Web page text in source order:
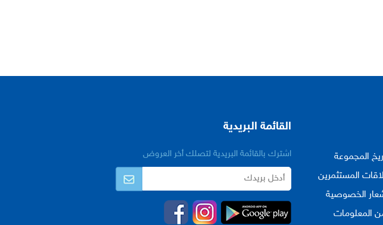
المجموعة
المستثمرين
الخصوصية
المعلومات
القائمة البريدية
اشترك بالقائمة البريدية لتصلك أخر العروض